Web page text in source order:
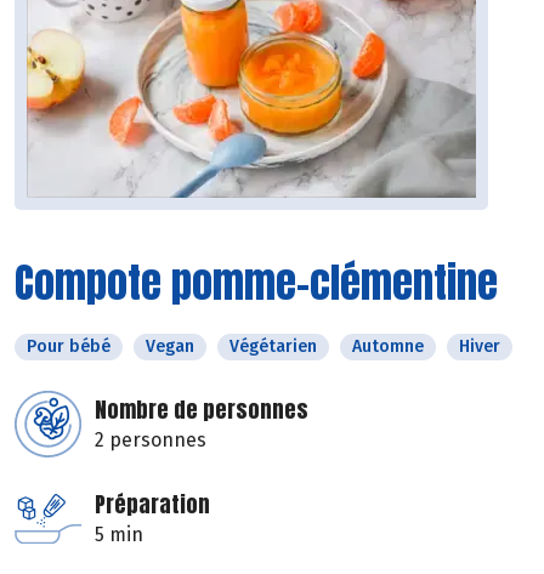
Compote pomme-clémentine
Pour bébé Vegan Végétarien Automne Hiver
Nombre de personnes
2 personnes
Préparation
5 min